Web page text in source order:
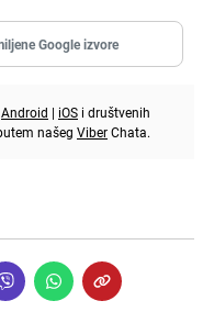
Google izvore
Android | iOS i društvenih
našeg ViberChata.